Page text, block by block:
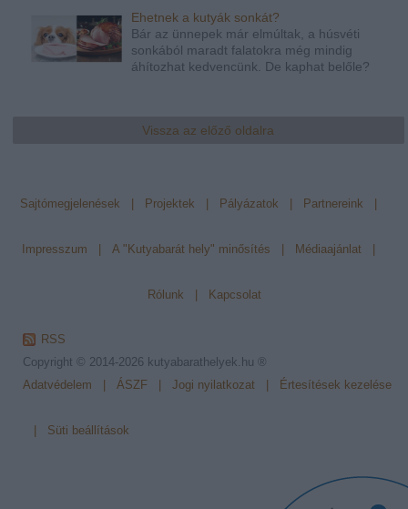
Ehetnek a kutyák sonkát?
Bár az ünnepek már elmúltak, a húsvéti
sonkából maradt falatokra még mindig
áhítozhat kedvencünk. De kaphat belőle?
Vissza az előző oldalra
Sajtómegjelenések Projektek Pályázatok Partnereink
Impresszum A "Kutyabarát hely" minősítés Médiaajánlat
Rólunk Kapcsolat
RSS
Copyright © 2014-2026 kutyabarathelyek.hu ®
Adatvédelem
ÁSZF Jogi nyilatkozat Értesítések kezelése
Süti beállítások